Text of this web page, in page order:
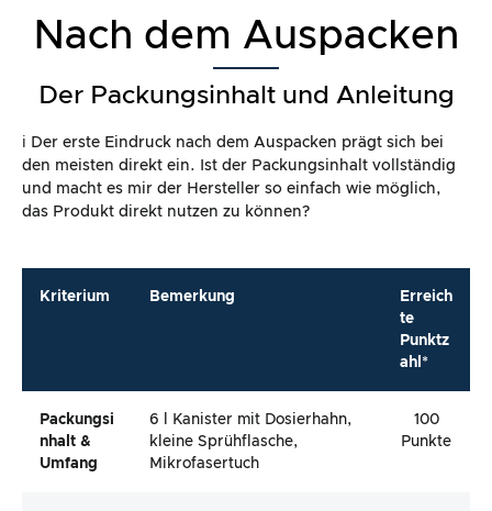
Nach dem Auspacken
Der Packungsinhalt und Anleitung
ℹ️ Der erste Eindruck nach dem Auspacken prägt sich bei
den meisten direkt ein. Ist der Packungsinhalt vollständig
und macht es mir der Hersteller so einfach wie möglich,
das Produkt direkt nutzen zu können?
Kriterium Bemerkung
Erreich
te
Punktz
ahl*
Packungsi
Nhalt &
Umfang
6 l Kanister mit Dosierhahn,
kleine Sprühflasche,
Mikrofasertuch
100
Punkte